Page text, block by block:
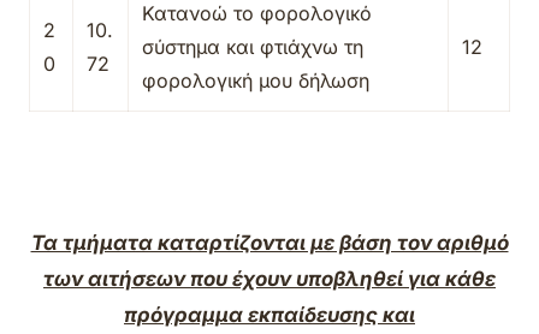
2
0
10.
72
Κατανοώ το φορολογικό
σύστημα και φτιάχνω τη
φορολογική μου δήλωση
12
Τα τμήματα καταρτίζονται με βάση τον αριθμό
των αιτήσεων που έχουν υποβληθεί για κάθε
πρόγραμμα εκπαίδευσης και